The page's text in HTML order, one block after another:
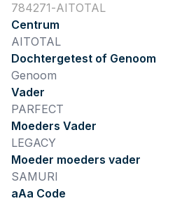
784271 AITOTAL
Centrum
AITOTAL
Dochtergetest of Genoom
Genoom
Vader
PARFECT
Moeders Vader
LEGACY
Moeder moeders vader
SAMURI
aAa Code